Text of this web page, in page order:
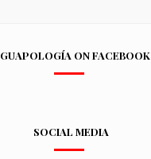
GUAPOLOGÍA ON FACEBOOK
SOCIAL MEDIA